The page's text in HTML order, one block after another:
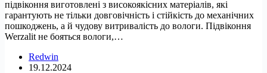
підвіконня виготовлені з високоякісних матеріалів, які
гарантують не тільки довговічність і стійкість до механічних
пошкоджень, а й чудову витривалість до вологи. Підвіконня
Werzalit не бояться вологи,…
Redwin
19.12.2024